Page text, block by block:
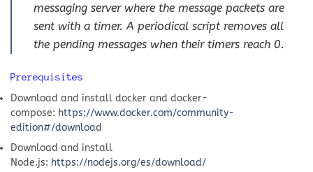
messaging server where the message packets are
sent with a timer. A periodical script removes all
the pending messages when their timers reach 0.
Prerequisites
Download and install docker and docker-
compose: https://www.docker.com/community-
edition#/download
Download and install
Node.js: https://nodejs.org/es/download/